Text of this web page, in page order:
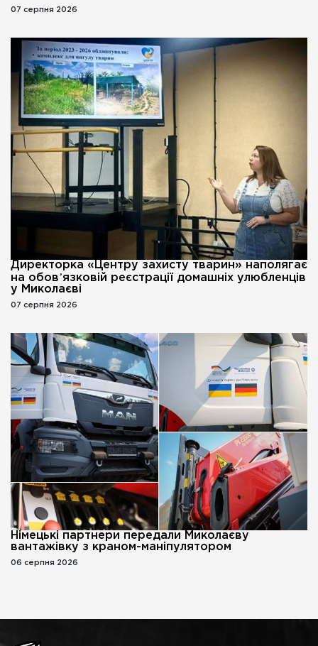
07 серпня 2026
Директорка «Центру захисту тварин» наполягає
на обовʼязковій реєстрації домашніх улюбленців
у Миколаєві
07 серпня 2026
Німецькі партнери передали Миколаєву
вантажівку з краном-маніпулятором
06 серпня 2026